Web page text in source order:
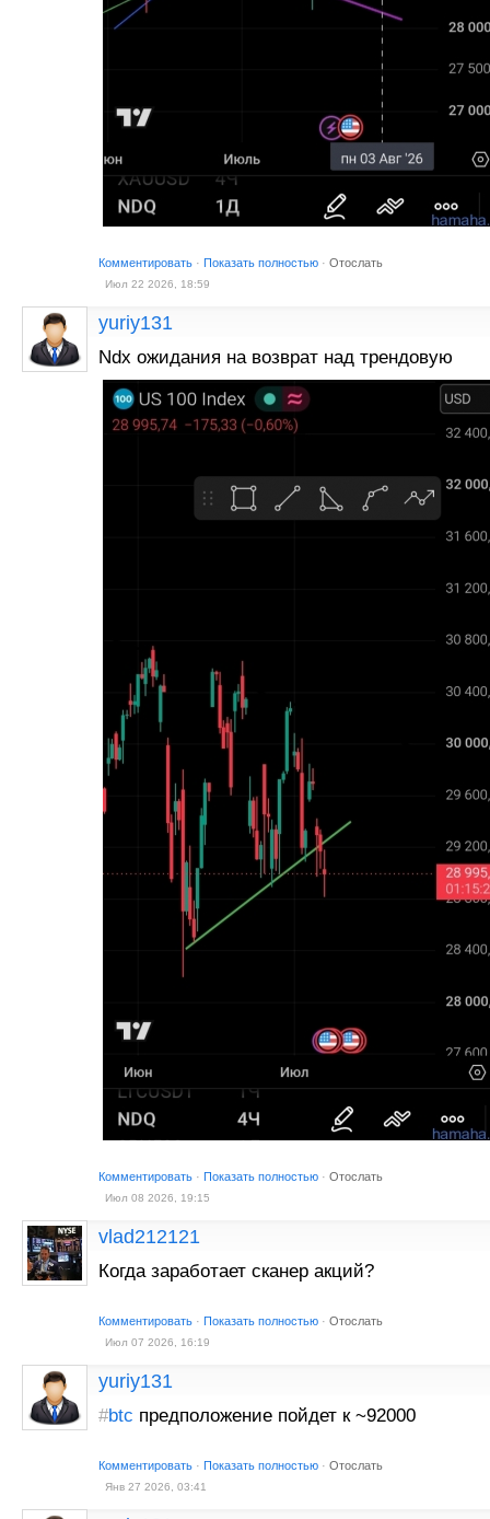
Комментировать · Показать полностью · Отослать
Июл 22 2026, 18:59
yuriy131
Ndx ожидания на возврат над трендовую
Комментировать · Показать полностью · Отослать
Июл 08 2026, 19:15
vlad212121
Когда заработает сканер акций?
Комментировать · Показать полностью · Отослать
Июл 07 2026, 16:19
yuriy131
#btc предположение пойдет к ~92000
Комментировать · Показать полностью · Отослать
Янв 27 2026, 03:41